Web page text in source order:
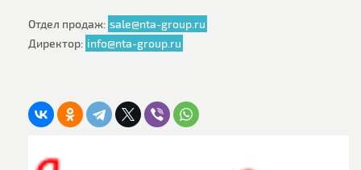
Отдел продаж: sale@nta-group.ru
Директор: info@nta-group.ru